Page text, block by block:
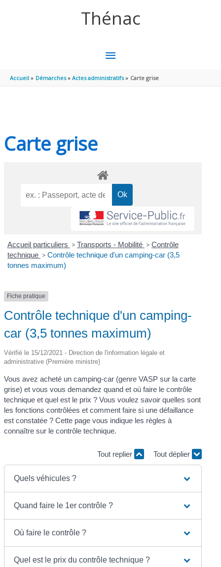
Thénac
MENU
PRINCIPAL
Accueil Démarches Actes administratifs Carte grise
Carte grise
Accueil particuliers > Transports - Mobilité > Contrôle
technique > Contrôle technique d'un camping-car (3,5
tonnes maximum)
Fiche pratique
Contrôle technique d'un camping-
car (3,5 tonnes maximum)
Vérifié le 15/12/2021 - Direction de l'information légale et
administrative (Première ministre)
Vous avez acheté un camping-car (genre VASP sur la carte
grise) et vous vous demandez quand et où faire le contrôle
technique et quel est le prix ? Vous voulez savoir quelles sont
les fonctions contrôlées et comment faire si une défaillance
est constatée ? Cette page vous indique les règles à
connaître sur le contrôle technique.
Tout replier Tout déplier
Quels véhicules ?
Quand faire le 1er contrôle ?
Où faire le contrôle ?
Quel est le prix du contrôle technique ?